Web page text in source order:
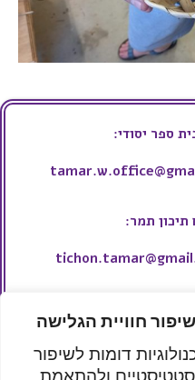
חוויית הגלישה
דומות לשיפור
ספר יסודי:
תמר:
050-9914443